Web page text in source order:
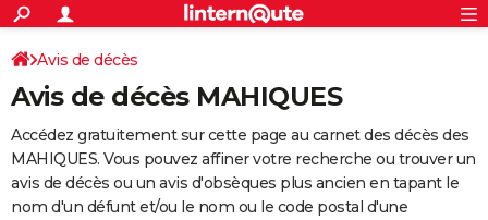
ACTUALITÉS
Politique
Société
Faits Divers
Education
Monde
Villes
+
SPORT
Coupe du monde 2026
Football
Tennis
Cyclisme
Rugby
Forum
Programme TV
TNT
Streaming
Cinéma
Sorties cinéma
Musique
+
FINANCE
Retraite
Epargne
Immobilier
Risques naturels par ville
Banque
Assurance
AUTO
Avis de décès
Avis de décès MAHIQUES
Accédez gratuitement sur cette page au carnet des décès des
MAHIQUES. Vous pouvez affiner votre recherche ou trouver un
avis de décès ou un avis d'obsèques plus ancien en tapant le
nom d'un défunt et/ou le nom ou le code postal d'une